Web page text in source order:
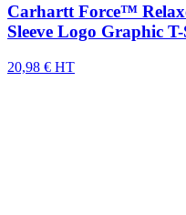
Carhartt Force™
Sleeve Logo Graphic
20,98 € HT